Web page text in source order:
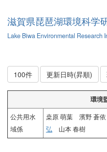
滋賀県琵琶湖環境科学
Lake Biwa Environmental Research
100件 更新日時(昇順)
環境
公共用水
域係
桒原 萌葉 濱野 蒼
弘 山本 春樹